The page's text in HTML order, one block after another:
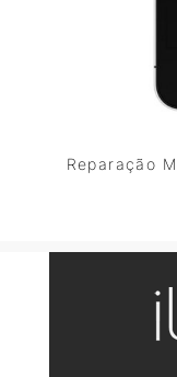
Reparação